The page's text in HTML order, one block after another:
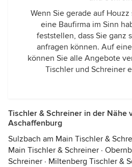
Wenn Sie gerade auf
eine Baufirma im Sinn
feststellen, dass Sie ganz
anfragen können. Auf
können Sie alle Angebote
Tischler und Schreiner
Tischler & Schreiner in der Nähe
Aschaffenburg
Sulzbach am Main Tischler &
Main Tischler & Schreiner ·
Schreiner · Miltenberg Tischler &